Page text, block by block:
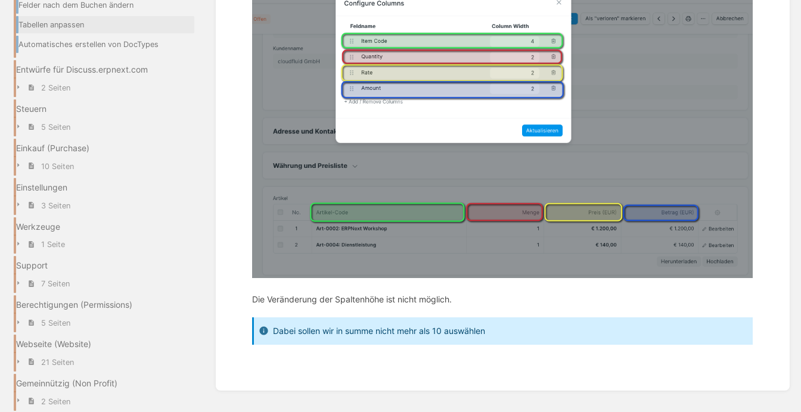
Felder nach dem Buchen ändern
Tabellen anpassen
Automatisches erstellen von DocTypes
Entwürfe für Discuss.erpnext.com
2 Seiten
Steuern
5 Seiten
Einkauf (Purchase)
10 Seiten
Einstellungen
3 Seiten
Werkzeuge
1 Seite
Support
7 Seiten
Berechtigungen (Permissions)
5 Seiten
Webseite (Website)
21 Seiten
Gemeinnützig (Non Profit)
2 Seiten
Die Veränderung der Spaltenhöhe ist nicht möglich.
Dabei sollen wir in summe nicht mehr als 10 auswählen